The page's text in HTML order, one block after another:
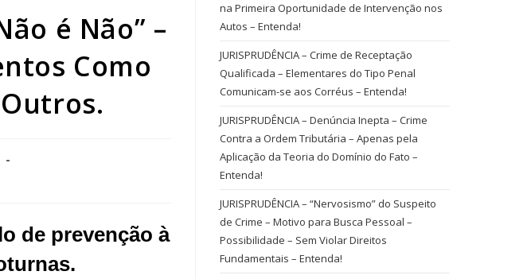
é Não” –
Como
de prevenção à
na Primeira Oportunidade de Intervenção nos
Autos – Entenda!
JURISPRUDÊNCIA – Crime de Receptação
Qualificada – Elementares do Tipo Penal
Comunicam-se aos Corréus – Entenda!
JURISPRUDÊNCIA – Denúncia Inepta – Crime
Contra a Ordem Tributária – Apenas pela
Aplicação da Teoria do Domínio do Fato –
Entenda!
JURISPRUDÊNCIA – “Nervosismo” do Suspeito
de Crime – Motivo para Busca Pessoal –
Possibilidade – Sem Violar Direitos
Fundamentais – Entenda!